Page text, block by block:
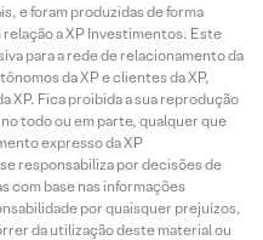
e foram produzidas de forma
a XP Investimentos. Este
para a rede de relacionamento da
da XP e clientes da XP,
XP. Fica proibida a sua reprodução
todo ou em parte, qualquer que
expresso da XP
responsabiliza por decisões de
com base nas informações
por quaisquer prejuízos,
da utilização deste material ou